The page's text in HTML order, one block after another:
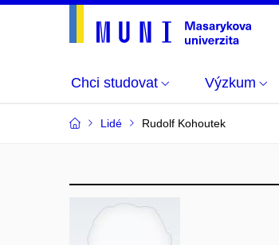
Chci studovat Výzkum
Lidé Rudolf Kohoutek